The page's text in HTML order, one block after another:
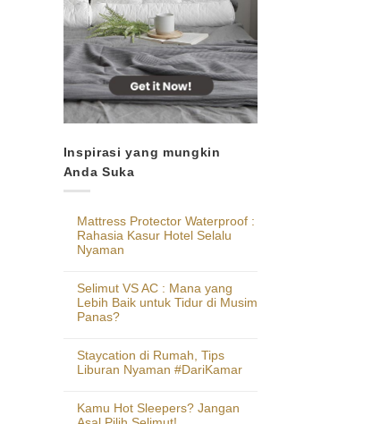
Inspirasi yang mungkin
Anda Suka
Mattress Protector Waterproof :
Rahasia Kasur Hotel Selalu
Nyaman
Selimut VS AC : Mana yang
Lebih Baik untuk Tidur di Musim
Panas?
Staycation di Rumah, Tips
Liburan Nyaman #DariKamar
Kamu Hot Sleepers? Jangan